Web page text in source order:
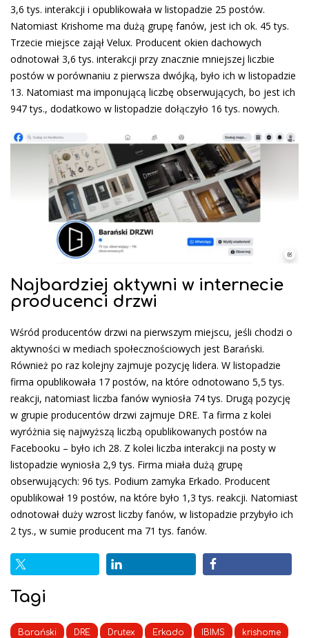
3,6 tys. interakcji i opublikowała w listopadzie 25 postów.
Natomiast Krishome ma dużą grupę fanów, jest ich ok. 45 tys.
Trzecie miejsce zajął Velux. Producent okien dachowych
odnotował 3,6 tys. interakcji przy znacznie mniejszej liczbie
postów w porównaniu z pierwsza dwójką, było ich w listopadzie
13. Natomiast ma imponującą liczbę obserwujących, bo jest ich
947 tys., dodatkowo w listopadzie dołączyło 16 tys. nowych.
Najbardziej aktywni w internecie
producenci drzwi
Wśród producentów drzwi na pierwszym miejscu, jeśli chodzi o
aktywności w mediach społecznościowych jest Barański.
Również po raz kolejny zajmuje pozycję lidera. W listopadzie
firma opublikowała 17 postów, na które odnotowano 5,5 tys.
reakcji, natomiast liczba fanów wyniosła 74 tys. Drugą pozycję
w grupie producentów drzwi zajmuje DRE. Ta firma z kolei
wyróżnia się najwyższą liczbą opublikowanych postów na
Facebooku – było ich 28. Z kolei liczba interakcji na posty w
listopadzie wyniosła 2,9 tys. Firma miała dużą grupę
obserwujących: 96 tys. Podium zamyka Erkado. Producent
opublikował 19 postów, na które było 1,3 tys. reakcji. Natomiast
odnotował duży wzrost liczby fanów, w listopadzie przybyło ich
2 tys., w sumie producent ma 71 tys. fanów.
Tagi
Barański DRE Drutex Erkado IBIMS krishome